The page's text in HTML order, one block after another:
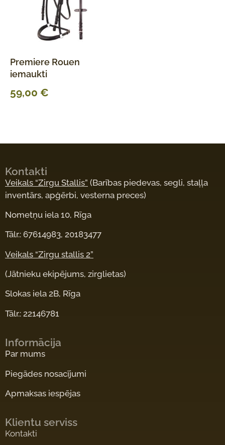
Premiere Rouen
iemaukti
59,00 €
Kontakti
Veikals “Zirgu Stallis” (Barības piedevas, segli, staļļa
inventārs, apģērbi, vesterna preces)
Nometņu iela 10, Rīga
Tālr.: 67614983, 20183477
Veikals “Zirgu stallis 2”
(Jātnieku ekipējums, zirglietas)
Slokas iela 2B, Rīga
Tālr.: 22146781
Informācija
Par mums
Piegādes nosacījumi
Apmaksas iespējas
Klientu serviss
Kontakti